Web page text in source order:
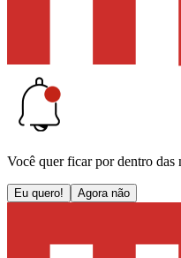
Você quer ficar por dentro das
Eu quero! Agora não